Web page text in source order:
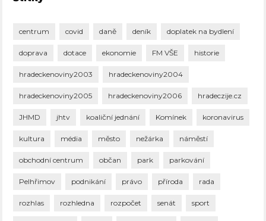
centrum covid daně deník doplatek na bydlení
doprava dotace ekonomie FM VŠE historie
hradeckenoviny2003 hradeckenoviny2004
hradeckenoviny2005 hradeckenoviny2006 hradeczije.cz
JHMD jhtv koaliční jednání Komínek koronavirus
kultura média město nežárka náměstí
obchodní centrum občan park parkování
Pelhřimov podnikání právo příroda rada
rozhlas rozhledna rozpočet senát sport